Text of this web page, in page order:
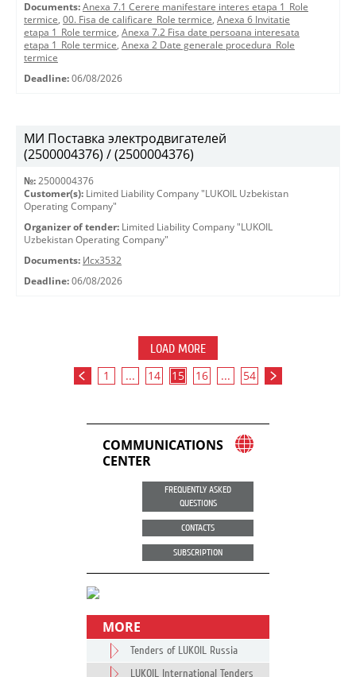
Documents: Anexa 7.1 Cerere manifestare interes etapa 1_Role
termice, 00. Fisa de calificare_Role termice, Anexa 6 Invitatie
etapa 1_Role termice, Anexa 7.2 Fisa date persoana interesata
etapa 1_Role termice, Anexa 2 Date generale procedura_Role
termice
Deadline: 06/08/2026
МИ Поставка электродвигателей
(2500004376) / (2500004376)
№: 2500004376
Customer(s): Limited Liability Company "LUKOIL Uzbekistan
Operating Company"
Organizer of tender: Limited Liability Company "LUKOIL
Uzbekistan Operating Company"
Documents: Исх3532
Deadline: 06/08/2026
LOAD MORE
1 ... 14 15 16 ... 54
COMMUNICATIONS
CENTER
FREQUENTLY ASKED
QUESTIONS
CONTACTS
SUBSCRIPTION
MORE
Tenders of LUKOIL Russia
LUKOIL International Tenders